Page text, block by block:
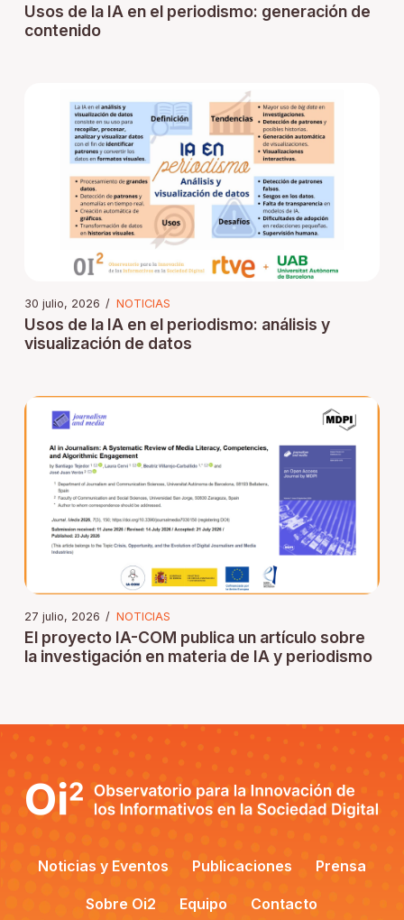
Usos de la IA en el periodismo: generación de
contenido
30 julio, 2026 / NOTICIAS
Usos de la IA en el periodismo: análisis y
visualización de datos
27 julio, 2026 / NOTICIAS
El proyecto IA-COM publica un artículo sobre
la investigación en materia de IA y periodismo
Noticias y Eventos Publicaciones Prensa
Sobre Oi2 Equipo Contacto